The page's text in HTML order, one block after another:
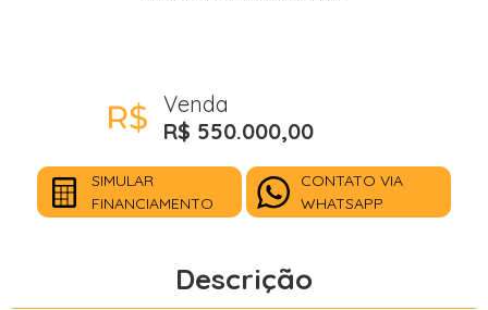
Venda
R$ 550.000,00
SIMULAR
FINANCIAMENTO
CONTATO VIA
WHATSAPP
Descrição